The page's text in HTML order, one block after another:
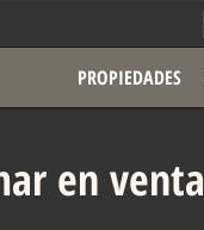
PROPIEDADES
en venta